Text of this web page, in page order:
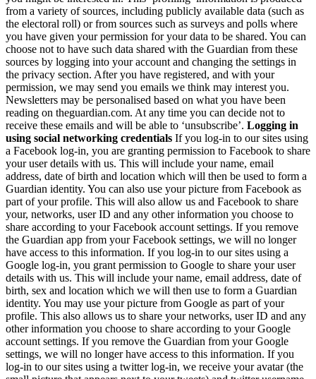
from a variety of sources, including publicly available data (such as
the electoral roll) or from sources such as surveys and polls where
you have given your permission for your data to be shared. You can
choose not to have such data shared with the Guardian from these
sources by logging into your account and changing the settings in
the privacy section. After you have registered, and with your
permission, we may send you emails we think may interest you.
Newsletters may be personalised based on what you have been
reading on theguardian.com. At any time you can decide not to
receive these emails and will be able to ‘unsubscribe’. Logging in
using social networking credentials If you log-in to our sites using
a Facebook log-in, you are granting permission to Facebook to share
your user details with us. This will include your name, email
address, date of birth and location which will then be used to form a
Guardian identity. You can also use your picture from Facebook as
part of your profile. This will also allow us and Facebook to share
your, networks, user ID and any other information you choose to
share according to your Facebook account settings. If you remove
the Guardian app from your Facebook settings, we will no longer
have access to this information. If you log-in to our sites using a
Google log-in, you grant permission to Google to share your user
details with us. This will include your name, email address, date of
birth, sex and location which we will then use to form a Guardian
identity. You may use your picture from Google as part of your
profile. This also allows us to share your networks, user ID and any
other information you choose to share according to your Google
account settings. If you remove the Guardian from your Google
settings, we will no longer have access to this information. If you
log-in to our sites using a twitter log-in, we receive your avatar (the